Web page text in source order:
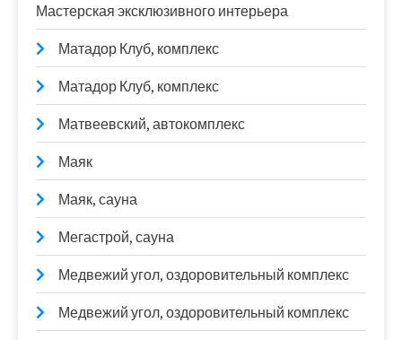
Мастерская эксклюзивного интерьера
Матадор Клуб, комплекс
Матадор Клуб, комплекс
Матвеевский, автокомплекс
Маяк
Маяк, сауна
Мегастрой, сауна
Медвежий угол, оздоровительный комплекс
Медвежий угол, оздоровительный комплекс